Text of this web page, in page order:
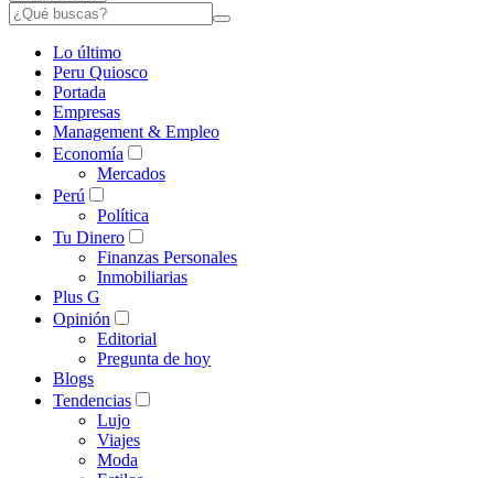
Lo último
Peru Quiosco
Portada
Empresas
Management & Empleo
Economía
Mercados
Perú
Política
Tu Dinero
Finanzas Personales
Inmobiliarias
Plus G
Opinión
Editorial
Pregunta de hoy
Blogs
Tendencias
Lujo
Viajes
Moda